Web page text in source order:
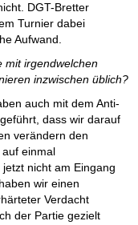
DGT-Bretter
Turnier dabei
Aufwand.
mit irgendwelchen
inzwischen üblich?
auch mit dem Anti-
dass wir darauf
verändern den
einmal
nicht am Eingang
wir einen
Verdacht
der Partie gezielt